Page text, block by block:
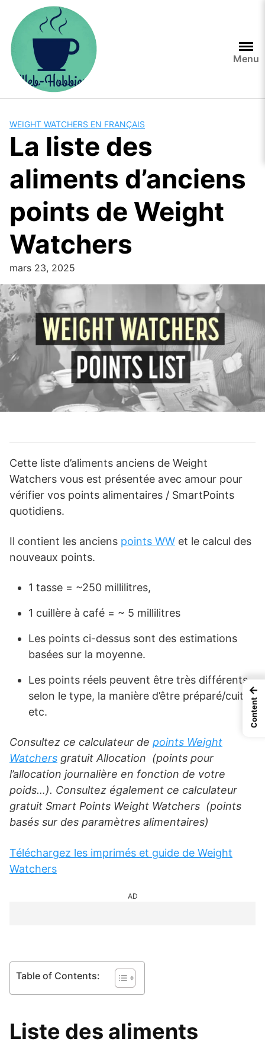
content
Menu
WEIGHT WATCHERS EN FRANÇAIS
La liste des
aliments d’anciens
points de Weight
Watchers
mars 23, 2025
Cette liste d’aliments anciens de Weight
Watchers vous est présentée avec amour pour
vérifier vos points alimentaires / SmartPoints
quotidiens.
Il contient les anciens points WW et le calcul des
nouveaux points.
1 tasse = ~250 millilitres,
1 cuillère à café = ~ 5 millilitres
Les points ci-dessus sont des estimations
basées sur la moyenne.
Les points réels peuvent être très différents
selon le type, la manière d’être préparé/cuit,
etc.
Consultez ce calculateur de points Weight
Watchers gratuit Allocation (points pour
l’allocation journalière en fonction de votre
poids…). Consultez également ce calculateur
gratuit Smart Points Weight Watchers (points
basés sur des paramètres alimentaires)
Téléchargez les imprimés et guide de Weight
Watchers
AD
Table of Contents:
Liste des aliments
←
Content